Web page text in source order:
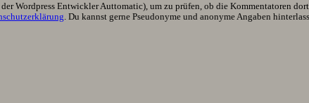
Wordpress Entwickler Auttomatic), um zu prüfen, ob die Kommentatoren
. Du kannst gerne Pseudonyme und anonyme Angaben